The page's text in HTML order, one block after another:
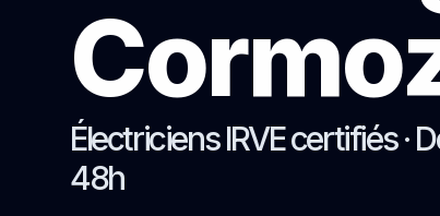
Électriciens IRVE certifiés ·
48h